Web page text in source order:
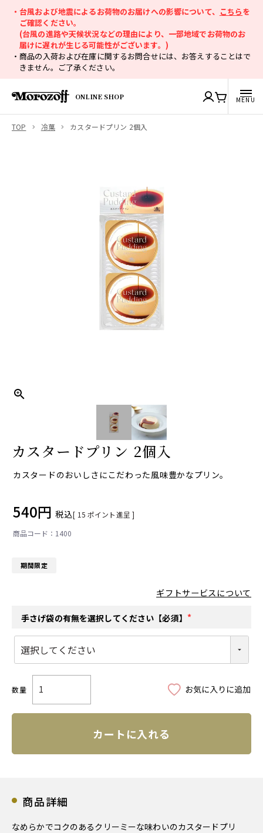
・台風および地震によるお荷物のお届けへの影響について、 こちらを
ご確認ください。
(台風の進路や天候状況などの理由により、一部地域でお荷物のお
届けに遅れが生じる可能性がございます。)
・商品の入荷および在庫に関するお問合せには、お答えすることはで
きません。ご了承ください。
ONLINE SHOP
TOP 冷菓 カスタードプリン 2個入
カスタードプリン 2個入
カスタードのおいしさにこだわった風味豊かなプリン。
540 税込[ 15 ポイント進呈 ]
1400
期間限定
ギフトサービスについて
手さげ袋の有無を選択してください【必須】
カートに入れる
商品詳細
なめらかでコクのあるクリーミーな味わいのカスタードプリ